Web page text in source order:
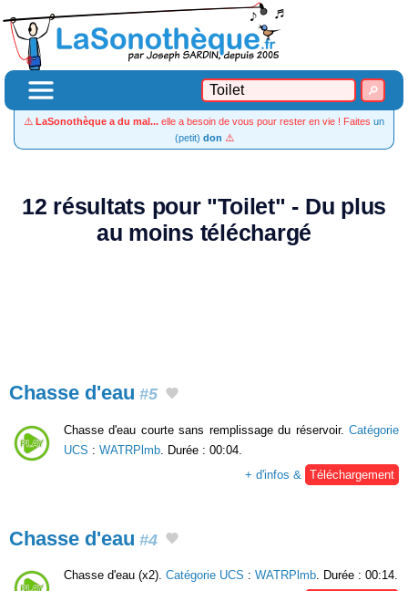
⚠️ LaSonothèque a du mal... elle a besoin de vous pour rester en vie ! Faites un
(petit) don ⚠️
12 résultats pour "Toilet" - Du plus
au moins téléchargé
Chasse d'eau #5
Chasse d'eau courte sans remplissage du réservoir. Catégorie
UCS : WATRPlmb . Durée : 00:04.
+ d'infos &
Téléchargement
Chasse d'eau #4
Chasse d'eau (x2). Catégorie UCS : WATRPlmb. Durée : 00:14.